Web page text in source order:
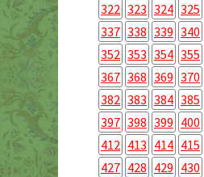
322 323 324 325
337 338 339 340
352 353 354 355
367 368 369 370
382 383 384 385
397 398 399 400
412 413 414 415
427 428 429 430